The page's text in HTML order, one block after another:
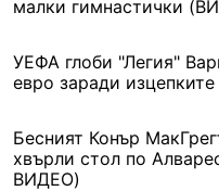
малки гимнастички
УЕФА глоби "Легия"
евро заради
Бесният Конър
хвърли стол по
ВИДЕО)